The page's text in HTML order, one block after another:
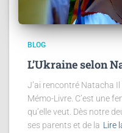
BLOG
L’Ukraine selon
J’ai rencontré Natacha
Mémo-Livre. C’est une
qu’elle veut. Dès notre
ses parents et de la Lire